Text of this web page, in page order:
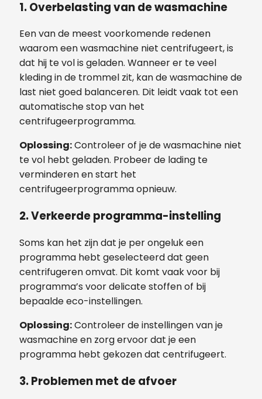
1. Overbelasting van de wasmachine
Een van de meest voorkomende redenen
waarom een wasmachine niet centrifugeert, is
dat hij te vol is geladen. Wanneer er te veel
kleding in de trommel zit, kan de wasmachine de
last niet goed balanceren. Dit leidt vaak tot een
automatische stop van het
centrifugeerprogramma.
Oplossing:Controleer of je de wasmachine niet
te vol hebt geladen. Probeer de lading te
verminderen en start het
centrifugeerprogramma opnieuw.
2. Verkeerde programma-instelling
Soms kan het zijn dat je per ongeluk een
programma hebt geselecteerd dat geen
centrifugeren omvat. Dit komt vaak voor bij
programma’s voor delicate stoffen of bij
bepaalde eco-instellingen.
Oplossing:Controleer de instellingen van je
wasmachine en zorg ervoor dat je een
programma hebt gekozen dat centrifugeert.
3. Problemen met de afvoer